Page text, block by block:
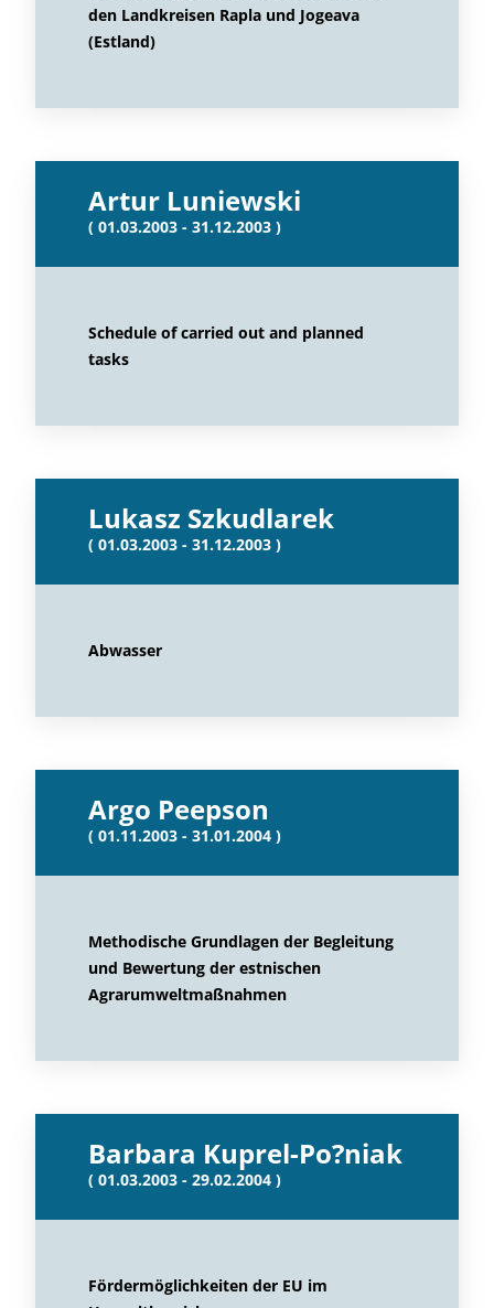
den Landkreisen Rapla und Jogeava
(Estland)
Artur Luniewski
( 01.03.2003 - 31.12.2003 )
Schedule of carried out and planned
tasks
Lukasz Szkudlarek
( 01.03.2003 - 31.12.2003 )
Abwasser
Argo Peepson
( 01.11.2003 - 31.01.2004 )
Methodische Grundlagen der Begleitung
und Bewertung der estnischen
Agrarumweltmaßnahmen
Barbara Kuprel-Po?niak
( 01.03.2003 - 29.02.2004 )
Fördermöglichkeiten der EU im